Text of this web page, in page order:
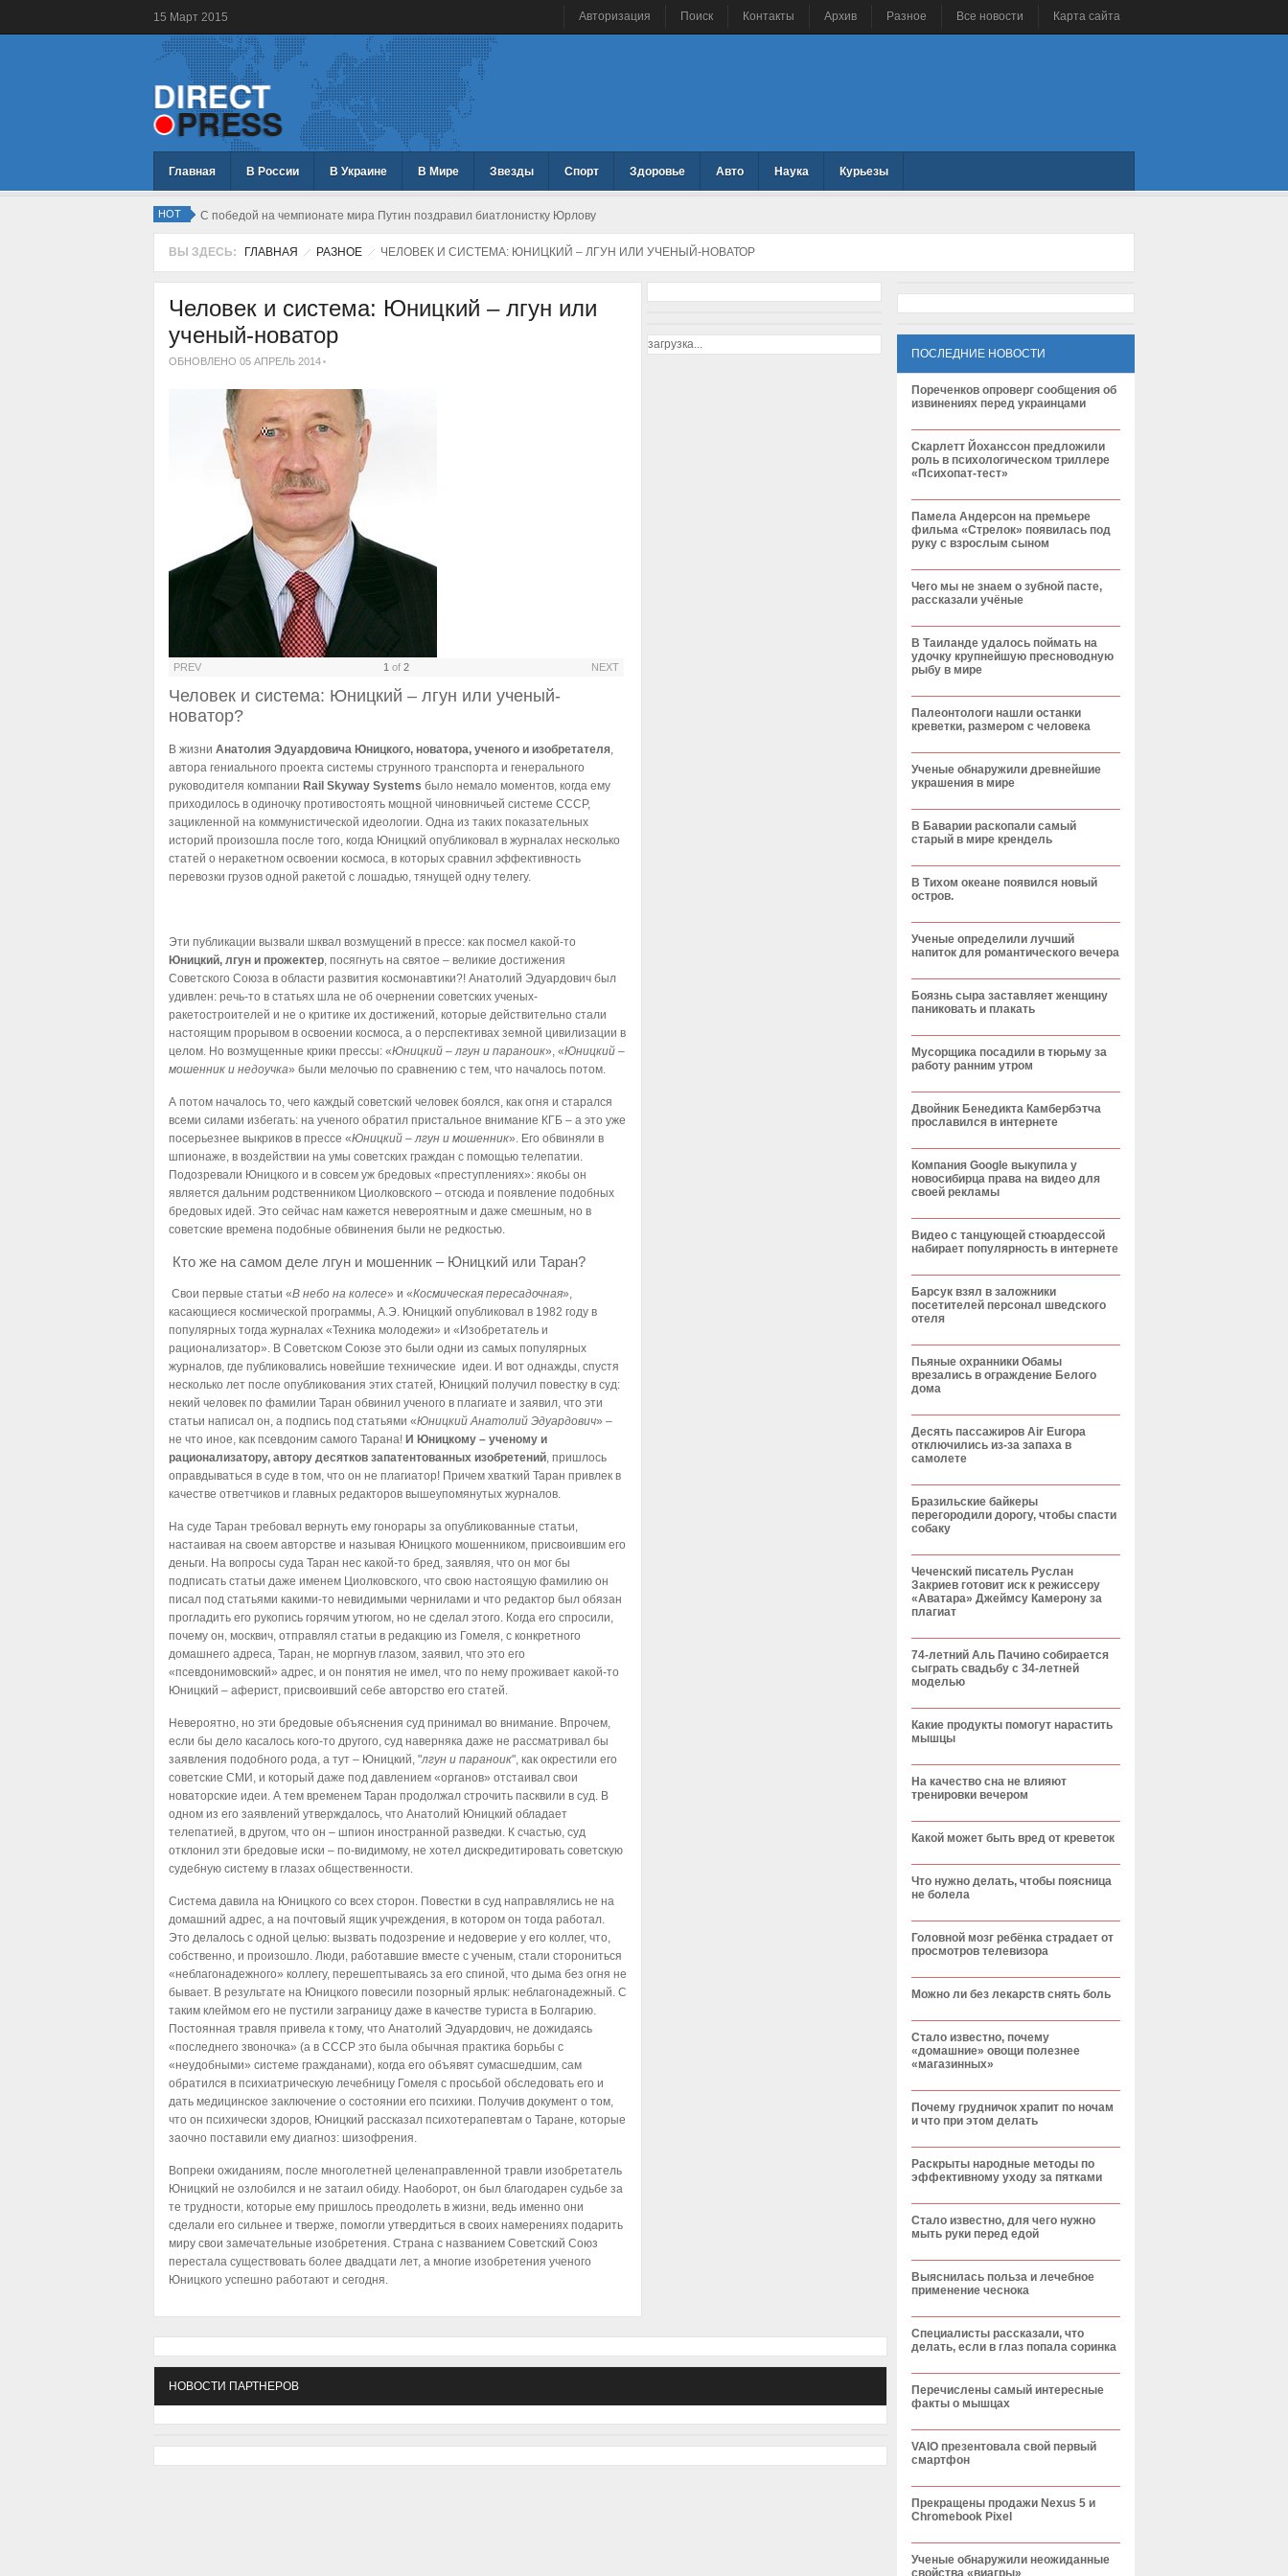
15 Март 2015 Авторизация Поиск Контакты Архив Разное Все новости Карта сайта
Главная В России В Украине В Мире Звезды Спорт Здоровье Авто Наука Курьезы
HOT С победой на чемпионате мира Путин поздравил биатлонистку Юрлову
ВЫ ЗДЕСЬ: ГЛАВНАЯ РАЗНОЕ ЧЕЛОВЕК И СИСТЕМА: ЮНИЦКИЙ – ЛГУН ИЛИ УЧЕНЫЙ-НОВАТОР
Человек и система: Юницкий – лгун или
ученый-новатор
ОБНОВЛЕНО 05 АПРЕЛЬ 2014
PREV 1 of 2 NEXT
Человек и система: Юницкий – лгун или ученый-
новатор?
В жизни Анатолия Эдуардовича Юницкого, новатора, ученого и изобретателя,
автора гениального проекта системы струнного транспорта и генерального
руководителя компании Rail Skyway Systems было немало моментов, когда ему
приходилось в одиночку противостоять мощной чиновничьей системе СССР,
зацикленной на коммунистической идеологии. Одна из таких показательных
историй произошла после того, когда Юницкий опубликовал в журналах несколько
статей о неракетном освоении космоса, в которых сравнил эффективность
перевозки грузов одной ракетой с лошадью, тянущей одну телегу.
Эти публикации вызвали шквал возмущений в прессе: как посмел какой-то
Юницкий, лгун и прожектер, посягнуть на святое – великие достижения
Советского Союза в области развития космонавтики?! Анатолий Эдуардович был
удивлен: речь-то в статьях шла не об очернении советских ученых-
ракетостроителей и не о критике их достижений, которые действительно стали
настоящим прорывом в освоении космоса, а о перспективах земной цивилизации в
целом. Но возмущенные крики прессы: «Юницкий – лгун и параноик», «Юницкий –
мошенник и недоучка» были мелочью по сравнению с тем, что началось потом.
А потом началось то, чего каждый советский человек боялся, как огня и старался
всеми силами избегать: на ученого обратил пристальное внимание КГБ – а это уже
посерьезнее выкриков в прессе «Юницкий – лгун и мошенник». Его обвиняли в
шпионаже, в воздействии на умы советских граждан с помощью телепатии.
Подозревали Юницкого и в совсем уж бредовых «преступлениях»: якобы он
является дальним родственником Циолковского – отсюда и появление подобных
бредовых идей. Это сейчас нам кажется невероятным и даже смешным, но в
советские времена подобные обвинения были не редкостью.
Кто же на самом деле лгун и мошенник – Юницкий или Таран?
Свои первые статьи «В небо на колесе» и «Космическая пересадочная»,
касающиеся космической программы, А.Э. Юницкий опубликовал в 1982 году в
популярных тогда журналах «Техника молодежи» и «Изобретатель и
рационализатор». В Советском Союзе это были одни из самых популярных
журналов, где публиковались новейшие технические идеи. И вот однажды, спустя
несколько лет после опубликования этих статей, Юницкий получил повестку в суд:
некий человек по фамилии Таран обвинил ученого в плагиате и заявил, что эти
статьи написал он, а подпись под статьями «Юницкий Анатолий Эдуардович» –
не что иное, как псевдоним самого Тарана! И Юницкому – ученому и
рационализатору, автору десятков запатентованных изобретений, пришлось
оправдываться в суде в том, что он не плагиатор! Причем хваткий Таран привлек в
качестве ответчиков и главных редакторов вышеупомянутых журналов.
На суде Таран требовал вернуть ему гонорары за опубликованные статьи,
настаивая на своем авторстве и называя Юницкого мошенником, присвоившим его
деньги. На вопросы суда Таран нес какой-то бред, заявляя, что он мог бы
подписать статьи даже именем Циолковского, что свою настоящую фамилию он
писал под статьями какими-то невидимыми чернилами и что редактор был обязан
прогладить его рукопись горячим утюгом, но не сделал этого. Когда его спросили,
почему он, москвич, отправлял статьи в редакцию из Гомеля, с конкретного
домашнего адреса, Таран, не моргнув глазом, заявил, что это его
«псевдонимовский» адрес, и он понятия не имел, что по нему проживает какой-то
Юницкий – аферист, присвоивший себе авторство его статей.
Невероятно, но эти бредовые объяснения суд принимал во внимание. Впрочем,
если бы дело касалось кого-то другого, суд наверняка даже не рассматривал бы
заявления подобного рода, а тут – Юницкий, "лгун и параноик", как окрестили его
советские СМИ, и который даже под давлением «органов» отстаивал свои
новаторские идеи. А тем временем Таран продолжал строчить пасквили в суд. В
одном из его заявлений утверждалось, что Анатолий Юницкий обладает
телепатией, в другом, что он – шпион иностранной разведки. К счастью, суд
отклонил эти бредовые иски – по-видимому, не хотел дискредитировать советскую
судебную систему в глазах общественности.
Система давила на Юницкого со всех сторон. Повестки в суд направлялись не на
домашний адрес, а на почтовый ящик учреждения, в котором он тогда работал.
Это делалось с одной целью: вызвать подозрение и недоверие у его коллег, что,
собственно, и произошло. Люди, работавшие вместе с ученым, стали сторониться
«неблагонадежного» коллегу, перешептываясь за его спиной, что дыма без огня не
бывает. В результате на Юницкого повесили позорный ярлык: неблагонадежный. С
таким клеймом его не пустили заграницу даже в качестве туриста в Болгарию.
Постоянная травля привела к тому, что Анатолий Эдуардович, не дожидаясь
«последнего звоночка» (а в СССР это была обычная практика борьбы с
«неудобными» системе гражданами), когда его объявят сумасшедшим, сам
обратился в психиатрическую лечебницу Гомеля с просьбой обследовать его и
дать медицинское заключение о состоянии его психики. Получив документ о том,
что он психически здоров, Юницкий рассказал психотерапевтам о Таране, которые
заочно поставили ему диагноз: шизофрения.
Вопреки ожиданиям, после многолетней целенаправленной травли изобретатель
Юницкий не озлобился и не затаил обиду. Наоборот, он был благодарен судьбе за
те трудности, которые ему пришлось преодолеть в жизни, ведь именно они
сделали его сильнее и тверже, помогли утвердиться в своих намерениях подарить
миру свои замечательные изобретения. Страна с названием Советский Союз
перестала существовать более двадцати лет, а многие изобретения ученого
Юницкого успешно работают и сегодня.
загрузка...
НОВОСТИ ПАРТНЕРОВ
ПОСЛЕДНИЕ НОВОСТИ
Пореченков опроверг сообщения об
извинениях перед украинцами
Скарлетт Йоханссон предложили
роль в психологическом триллере
«Психопат-тест»
Памела Андерсон на премьере
фильма «Стрелок» появилась под
руку с взрослым сыном
Чего мы не знаем о зубной пасте,
рассказали учёные
В Таиланде удалось поймать на
удочку крупнейшую пресноводную
рыбу в мире
Палеонтологи нашли останки
креветки, размером с человека
Ученые обнаружили древнейшие
украшения в мире
В Баварии раскопали самый
старый в мире крендель
В Тихом океане появился новый
остров.
Ученые определили лучший
напиток для романтического вечера
Боязнь сыра заставляет женщину
паниковать и плакать
Мусорщика посадили в тюрьму за
работу ранним утром
Двойник Бенедикта Камбербэтча
прославился в интернете
Компания Google выкупила у
новосибирца права на видео для
своей рекламы
Видео с танцующей стюардессой
набирает популярность в интернете
Барсук взял в заложники
посетителей персонал шведского
отеля
Пьяные охранники Обамы
врезались в ограждение Белого
дома
Десять пассажиров Air Europa
отключились из-за запаха в
самолете
Бразильские байкеры
перегородили дорогу, чтобы спасти
собаку
Чеченский писатель Руслан
Закриев готовит иск к режиссеру
«Аватара» Джеймсу Камерону за
плагиат
74-летний Аль Пачино собирается
сыграть свадьбу с 34-летней
моделью
Какие продукты помогут нарастить
мышцы
На качество сна не влияют
тренировки вечером
Какой может быть вред от креветок
Что нужно делать, чтобы поясница
не болела
Головной мозг ребёнка страдает от
просмотров телевизора
Можно ли без лекарств снять боль
Стало известно, почему
«домашние» овощи полезнее
«магазинных»
Почему грудничок храпит по ночам
и что при этом делать
Раскрыты народные методы по
эффективному уходу за пятками
Стало известно, для чего нужно
мыть руки перед едой
Выяснилась польза и лечебное
применение чеснока
Специалисты рассказали, что
делать, если в глаз попала соринка
Перечислены самый интересные
факты о мышцах
VAIO презентовала свой первый
смартфон
Прекращены продажи Nexus 5 и
Chromebook Pixel
Ученые обнаружили неожиданные
свойства «виагры»